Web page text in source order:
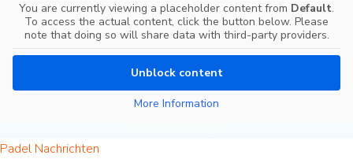
You are currently viewing a placeholder content from Default.
To access the actual content, click the button below. Please
note that doing so will share data with third-party providers.
Unblock content
More Information
Padel Nachrichten